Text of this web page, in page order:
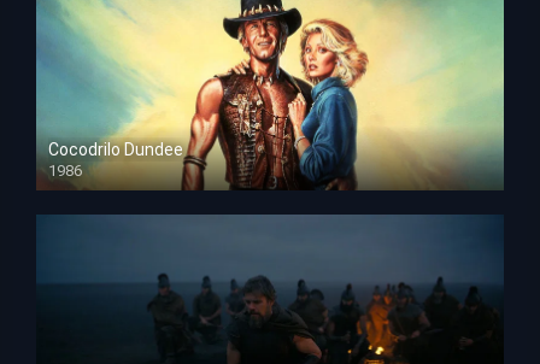
Cocodrilo Dundee
1986
HD 1080p